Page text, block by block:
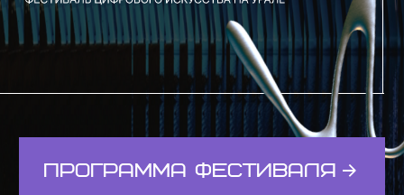
Игра. Цифра. Искусство на Урале (Play
DigitalArt) — это фестиваль цифрового
искусства в Екатеринбурге и Челябинске,
вузов, центров образования, бизнеса,
креативных индустрий.
Программа фестиваля